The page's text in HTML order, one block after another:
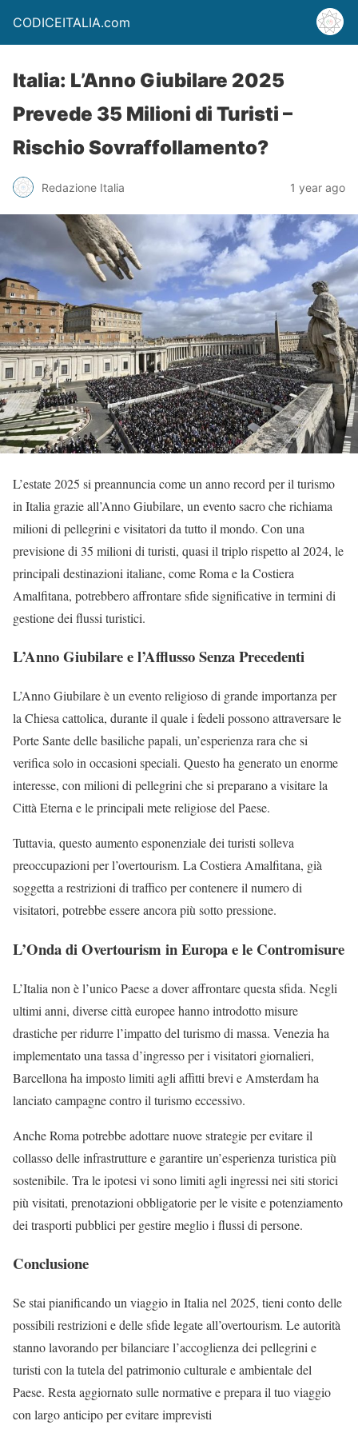
CODICEITALIA.com
Italia: L’Anno Giubilare 2025
Prevede 35 Milioni di Turisti –
Rischio Sovraffollamento?
Redazione Italia 1 year ago
L’estate 2025 si preannuncia come un anno record per il turismo
in Italia grazie all’Anno Giubilare, un evento sacro che richiama
milioni di pellegrini e visitatori da tutto il mondo. Con una
previsione di 35 milioni di turisti, quasi il triplo rispetto al 2024, le
principali destinazioni italiane, come Roma e la Costiera
Amalfitana, potrebbero affrontare sfide significative in termini di
gestione dei flussi turistici.
L’Anno Giubilare e l’Afflusso Senza Precedenti
L’Anno Giubilare è un evento religioso di grande importanza per
la Chiesa cattolica, durante il quale i fedeli possono attraversare le
Porte Sante delle basiliche papali, un’esperienza rara che si
verifica solo in occasioni speciali. Questo ha generato un enorme
interesse, con milioni di pellegrini che si preparano a visitare la
Città Eterna e le principali mete religiose del Paese.
Tuttavia, questo aumento esponenziale dei turisti solleva
preoccupazioni per l’overtourism. La Costiera Amalfitana, già
soggetta a restrizioni di traffico per contenere il numero di
visitatori, potrebbe essere ancora più sotto pressione.
L’Onda di Overtourism in Europa e le Contromisure
L’Italia non è l’unico Paese a dover affrontare questa sfida. Negli
ultimi anni, diverse città europee hanno introdotto misure
drastiche per ridurre l’impatto del turismo di massa. Venezia ha
implementato una tassa d’ingresso per i visitatori giornalieri,
Barcellona ha imposto limiti agli affitti brevi e Amsterdam ha
lanciato campagne contro il turismo eccessivo.
Anche Roma potrebbe adottare nuove strategie per evitare il
collasso delle infrastrutture e garantire un’esperienza turistica più
sostenibile. Tra le ipotesi vi sono limiti agli ingressi nei siti storici
più visitati, prenotazioni obbligatorie per le visite e potenziamento
dei trasporti pubblici per gestire meglio i flussi di persone.
Conclusione
Se stai pianificando un viaggio in Italia nel 2025, tieni conto delle
possibili restrizioni e delle sfide legate all’overtourism. Le autorità
stanno lavorando per bilanciare l’accoglienza dei pellegrini e
turisti con la tutela del patrimonio culturale e ambientale del
Paese. Resta aggiornato sulle normative e prepara il tuo viaggio
con largo anticipo per evitare imprevisti